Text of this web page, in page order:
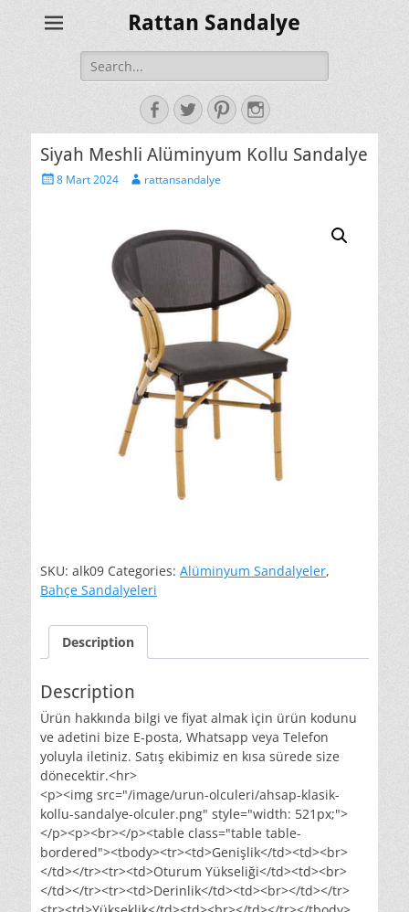
Rattan Sandalye
Search
for:
Facebook
TwitterPinterestInstagram
Siyah Meshli Alüminyum Kollu Sandalye
Posted8 Mart 2024 Authorrattansandalye
SKU: alk09 Categories: Alüminyum Sandalyeler,
Bahçe Sandalyeleri
Description
Description
Ürün hakkında bilgi ve fiyat almak için ürün kodunu
ve adetini bize E-posta, Whatsapp veya Telefon
yoluyla iletiniz. Satış ekibimiz en kısa sürede size
dönecektir.<hr>
<p><img src="/image/urun-olculeri/ahsap-klasik-
kollu-sandalye-olculer.png" style="width: 521px;">
</p><p><br></p><table class="table table-
bordered"><tbody><tr><td>Genişlik</td><td><br>
</td></tr><tr><td>Oturum Yükseliği</td><td><br>
</td></tr><tr><td>Derinlik</td><td><br></td></tr>